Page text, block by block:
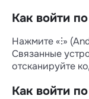
Как войти
Нажмите «⁝»
Связанные
отсканируйте
Как войти